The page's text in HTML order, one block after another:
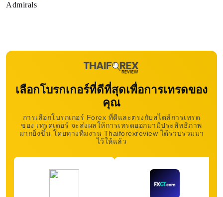
Admirals
เลือกโบรกเกอร์ที่ดีที่สุดเพื่อการเทรดของ
คุณ
การเลือกโบรกเกอร์ Forex ที่ดีและตรงกับสไตล์การเทรด
ของ เทรดเดอร์ จะส่งผลให้การเทรดออกมามีประสิทธิภาพ
มากยิ่งขึ้น โดยทางทีมงาน Thaiforexreview ได้รวบรวมมา
ไว้ให้แล้ว